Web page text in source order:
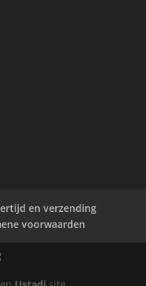
en verzending
voorwaarden